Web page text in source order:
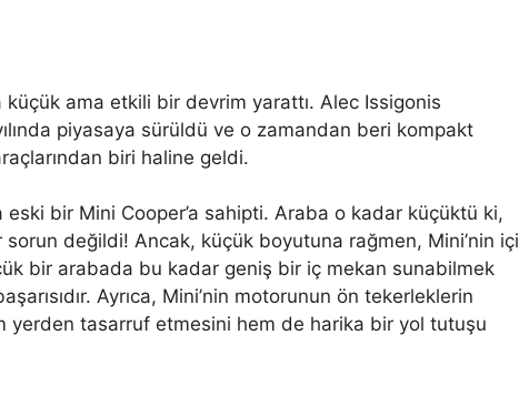
ama etkili bir devrim yarattı. Alec Issigonis
piyasaya sürüldü ve o zamandan beri kompakt
biri haline geldi.
eski bir Mini Cooper’a sahipti. Araba o kadar küçüktü ki,
değildi! Ancak, küçük boyutuna rağmen, Mini’nin içi
bir arabada bu kadar geniş bir iç mekan sunabilmek
Ayrıca, Mini’nin motorunun ön tekerleklerin
yerden tasarruf etmesini hem de harika bir yol tutuşu